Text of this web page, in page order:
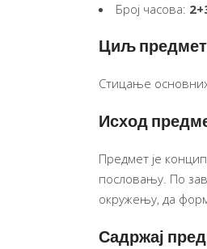
Број часова:
Циљ
Стицање
Исход
Предмет је
пословању. По
окружењу, да
Садржај